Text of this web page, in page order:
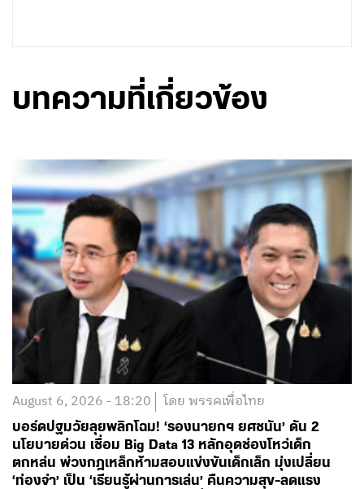
บทความที่เกี่ยวข้อง
August 6, 2026 - 18:20 โดย พรรคเพื่อไทย
บอร์ดปฐมวัยลุยพลิกโฉม! ‘รองนายกฯ ยศชนัน’ ดัน 2
นโยบายด่วน เชื่อม Big Data 13 หลักอุดช่องโหว่เด็ก
ตกหล่น พ่วงกฎเหล็กห้ามสอบแข่งขันเด็กเล็ก มุ่งเปลี่ยน
‘ท่องจำ’ เป็น ‘เรียนรู้ผ่านการเล่น’ คืนความสุข-ลดแรง